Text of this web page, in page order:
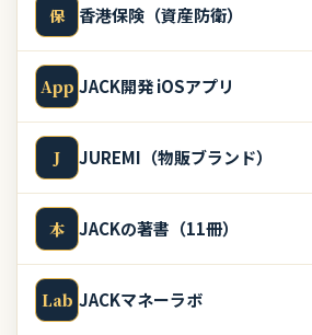
保 香港保険（資産防衛）
App JACK開発 iOSアプリ
J JUREMI（物販ブランド）
本 JACKの著書（11冊）
Lab JACKマネーラボ